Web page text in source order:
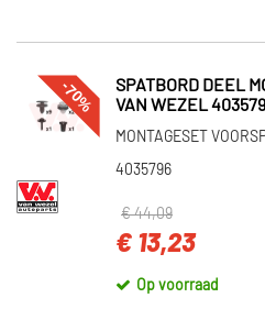
-70%
SPATBORD DEEL
VAN WEZEL
MONTAGESET
4035796
€ 44,09
€ 13,23
Op voorraad